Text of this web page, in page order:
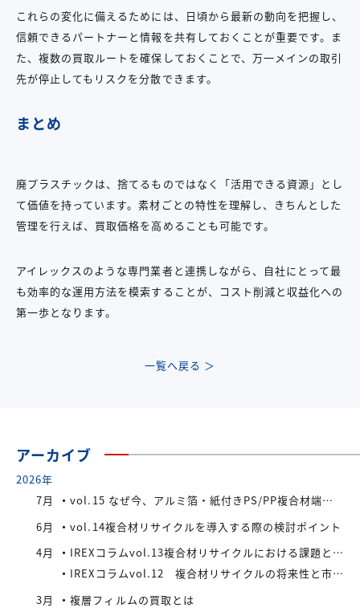
これらの変化に備えるためには、日頃から最新の動向を把握し、
信頼できるパートナーと情報を共有しておくことが重要です。ま
た、複数の買取ルートを確保しておくことで、万一メインの取引
先が停止してもリスクを分散できます。
まとめ
廃プラスチックは、捨てるものではなく「活用できる資源」とし
て価値を持っています。素材ごとの特性を理解し、きちんとした
管理を行えば、買取価格を高めることも可能です。
アイレックスのような専門業者と連携しながら、自社にとって最
も効率的な運用方法を模索することが、コスト削減と収益化への
第一歩となります。
一覧へ戻る ＞
アーカイブ
2026年
7月
vol.15 なぜ今、アルミ箔・紙付きPS/PP複合材端材が注目されているのか
6月
vol.14複合材リサイクルを導入する際の検討ポイント
4月
IREXコラムvol.13複合材リサイクルにおける課題と今後の展望
IREXコラムvol.12 複合材リサイクルの将来性と市場拡大の可能性
3月
複層フィルムの買取とは